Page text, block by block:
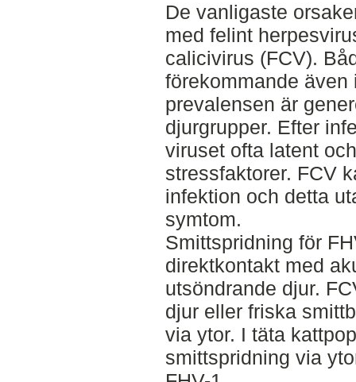
De vanligaste
med felint
calicivirus (FCV).
förekommande
prevalensen är
djurgrupper. Efter
viruset ofta latent
stressfaktorer. FCV
infektion och detta
symtom.
Smittspridning för
direktkontakt med
utsöndrande djur.
djur eller friska
via ytor. I täta
smittspridning via